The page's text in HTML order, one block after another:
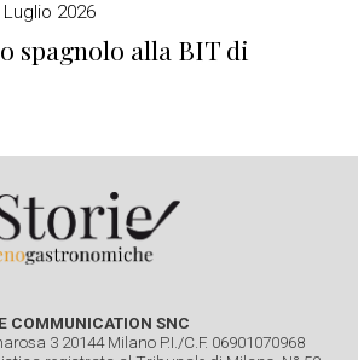
Luglio 2026
spagnolo alla BIT di
COMMUNICATION SNC
3 20144 Milano P.I./C.F. 06901070968